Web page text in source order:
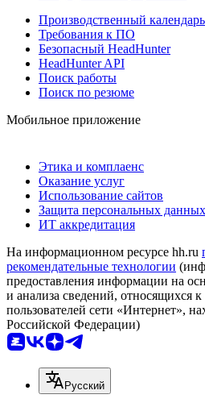
Производственный календарь
Требования к ПО
Безопасный HeadHunter
HeadHunter API
Поиск работы
Поиск по резюме
Мобильное приложение
Этика и комплаенс
Оказание услуг
Использование сайтов
Защита персональных данных
ИТ аккредитация
На информационном ресурсе hh.ru
рекомендательные технологии
предоставления информации на
и анализа сведений, относящихся
пользователей сети «Интернет»,
Российской Федерации)
Русский